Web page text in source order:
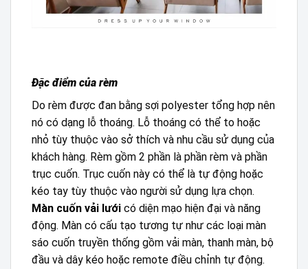
Đặc điểm của rèm
Do rèm được đan bằng sợi polyester tổng hợp nên
nó có dạng lỗ thoáng. Lỗ thoáng có thể to hoặc
nhỏ tùy thuộc vào sở thích và nhu cầu sử dụng của
khách hàng. Rèm gồm 2 phần là phần rèm và phần
trục cuốn. Trục cuốn này có thể là tự động hoặc
kéo tay tùy thuộc vào người sử dụng lựa chọn.
Màn cuốn vải lưới có diện mạo hiện đại và năng
động. Màn có cấu tạo tương tự như các loại màn
sáo cuốn truyền thống gồm vải màn, thanh màn, bộ
đầu và dây kéo hoặc remote điều chỉnh tự động.